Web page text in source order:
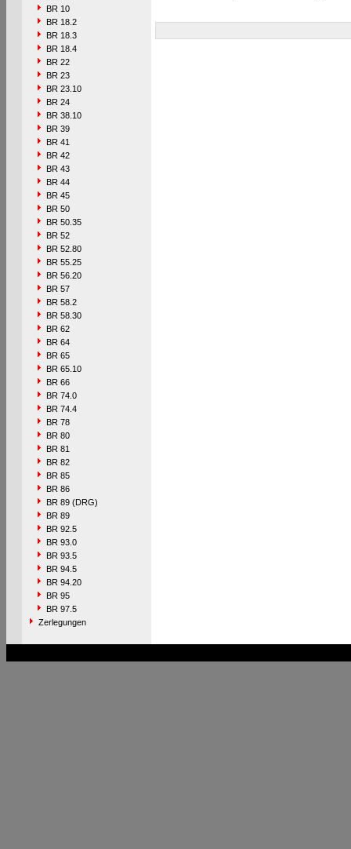
BR 10
BR 18.2
BR 18.3
BR 18.4
BR 22
BR 23
BR 23.10
BR 24
BR 38.10
BR 39
BR 41
BR 42
BR 43
BR 44
BR 45
BR 50
BR 50.35
BR 52
BR 52.80
BR 55.25
BR 56.20
BR 57
BR 58.2
BR 58.30
BR 62
BR 64
BR 65
BR 65.10
BR 66
BR 74.0
BR 74.4
BR 78
BR 80
BR 81
BR 82
BR 85
BR 86
BR 89 (DRG)
BR 89
BR 92.5
BR 93.0
BR 93.5
BR 94.5
BR 94.20
BR 95
BR 97.5
Zerlegungen